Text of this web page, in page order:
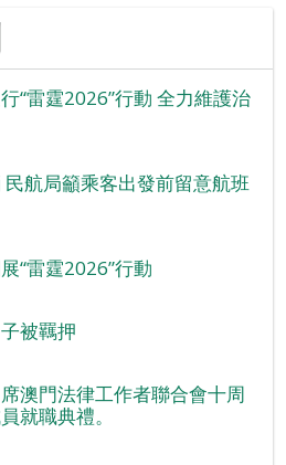
“雷霆2026”行動 全力維護治
航局籲乘客出發前留意航班
“雷霆2026”行動
被羈押
澳門法律工作者聯合會十周
就職典禮。